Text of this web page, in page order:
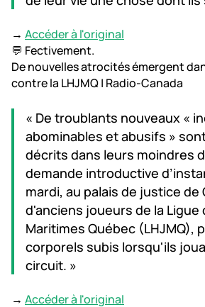
→ Accéder à l'original
💬 Fectivement.
De nouvelles atrocités émergent
contre la LHJMQ | Radio-Canada
« De troublants nouveaux «
abominables et abusifs »
décrits dans leurs moindres
demande introductive
mardi, au palais de justice de
d'anciens joueurs de la
Maritimes Québec (LHJMQ),
corporels subis lorsqu'ils
circuit. »
→ Accéder à l'original